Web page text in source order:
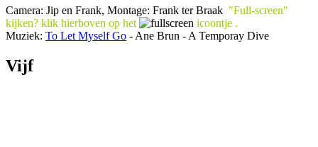
Camera: Jip en Frank, Montage: Frank ter Braak "Full-screen"
kijken? klik hierboven op het
icoontje .
Muziek: To Let Myself Go - Ane Brun - A Temporay Dive
Vijf